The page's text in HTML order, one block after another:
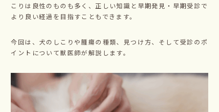
こりは良性のものも多く、正しい知識と早期発見・早期受診で
より良い経過を目指すこともできます。
今回は、犬のしこりや腫瘍の種類、見つけ方、そして受診のポ
イントについて獣医師が解説します。